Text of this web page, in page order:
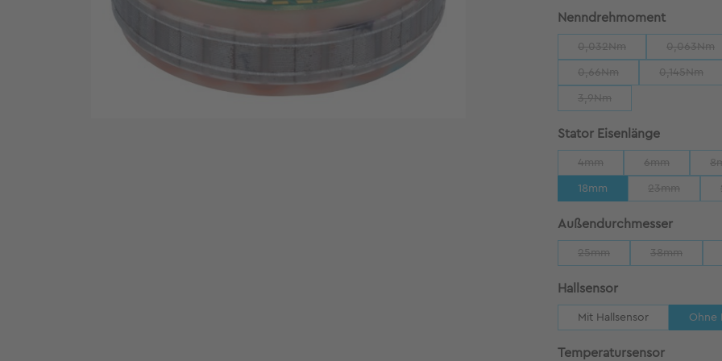
Nenndrehmoment
0,032Nm 0,063Nm
0,66Nm 0,145Nm
3,9Nm
Stator Eisenlängeauswählen
4mm 6mm
18mm 23mm
Außendurchmesser
25mm 38mm
Hallsensorauswählen
Mit Hallsensor Ohne
Temperatursensorauswählen